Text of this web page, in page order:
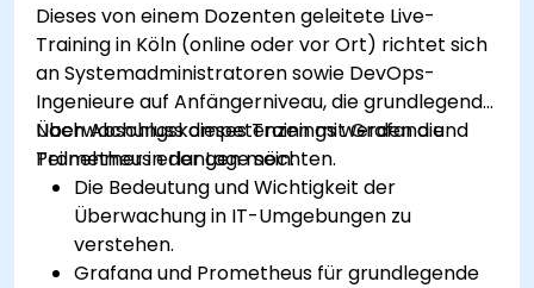
Dieses von einem Dozenten geleitete Live-
Training in Köln (online oder vor Ort) richtet sich
an Systemadministratoren sowie DevOps-
Ingenieure auf Anfängerniveau, die grundlegende
Überwachungskompetenzen mit Grafana und
Prometheus erlangen möchten.
Nach Abschluss dieses Trainings werden die
Teilnehmer in der Lage sein:
Die Bedeutung und Wichtigkeit der
Überwachung in IT-Umgebungen zu
verstehen.
Grafana und Prometheus für grundlegende